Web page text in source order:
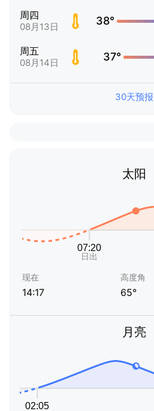
周四
08月13日 38°
周五
08月14日 37°
30天预报
太阳
现在
14:17
高度角
65°
月亮